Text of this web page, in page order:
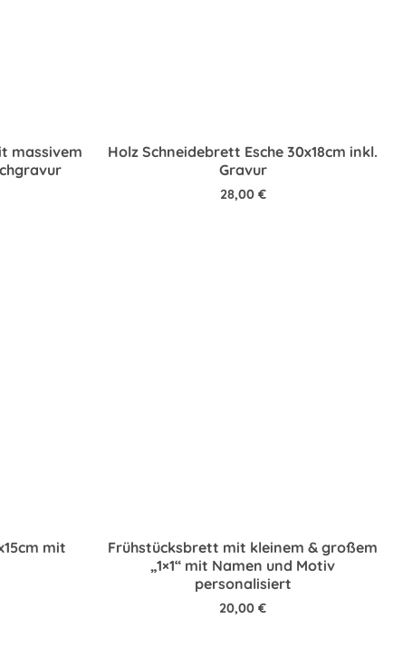
massivem
Holz Schneidebrett Esche 30x18cm inkl.
Gravur
28,00 €
mit
Frühstücksbrett mit kleinem & großem
„1×1“ mit Namen und Motiv
personalisiert
20,00 €